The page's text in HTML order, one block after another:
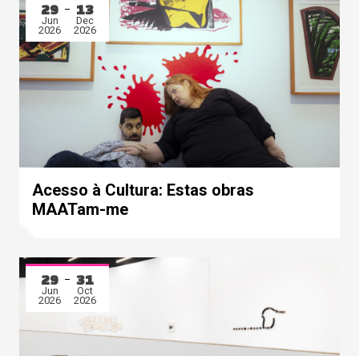
29
Jun
2026
13
Dec
2026
Acesso à Cultura: Estas obras
MAATam-me
29
Jun
2026
31
Oct
2026